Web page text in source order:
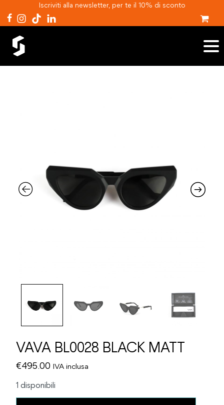
Iscriviti alla newsletter, per te il 10% di sconto
VAVA BL0028 BLACK MATT
€495.00 IVA inclusa
1 disponibili